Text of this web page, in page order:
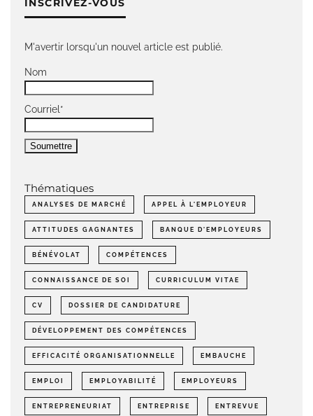
INSCRIVEZ-VOUS
M'avertir lorsqu'un nouvel article est publié.
Nom
Courriel*
Thématiques
ANALYSES DE MARCHÉ APPEL À L'EMPLOYEUR
ATTITUDES GAGNANTES BANQUE D'EMPLOYEURS
BÉNÉVOLAT COMPÉTENCES
CONNAISSANCE DE SOI CURRICULUM VITAE
CV DOSSIER DE CANDIDATURE
DÉVELOPPEMENT DES COMPÉTENCES
EFFICACITÉ ORGANISATIONNELLE EMBAUCHE
EMPLOI EMPLOYABILITÉ EMPLOYEURS
ENTREPRENEURIAT ENTREPRISE ENTREVUE